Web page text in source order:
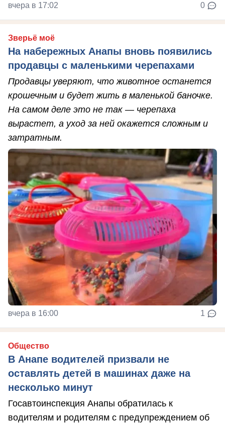
вчера в 17:02 0
Зверьё моё
На набережных Анапы вновь появились
продавцы с маленькими черепахами
Продавцы уверяют, что животное останется
крошечным и будет жить в маленькой баночке.
На самом деле это не так — черепаха
вырастет, а уход за ней окажется сложным и
затратным.
вчера в 16:00 1
Общество
В Анапе водителей призвали не
оставлять детей в машинах даже на
несколько минут
Госавтоинспекция Анапы обратилась к
водителям и родителям с предупреждением об